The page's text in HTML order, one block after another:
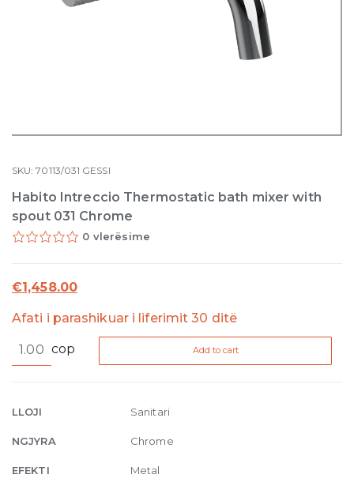
SKU:70113/031 GESSI
Habito Intreccio Thermostatic bath mixer with
spout 031 Chrome
0 vlerësime
€1,458.00
Afati i parashikuar i liferimit 30 ditë
Intreccio
mixer
spout
031
cop Add to cart
LLOJI Sanitari
NGJYRA Chrome
EFEKTI Metal